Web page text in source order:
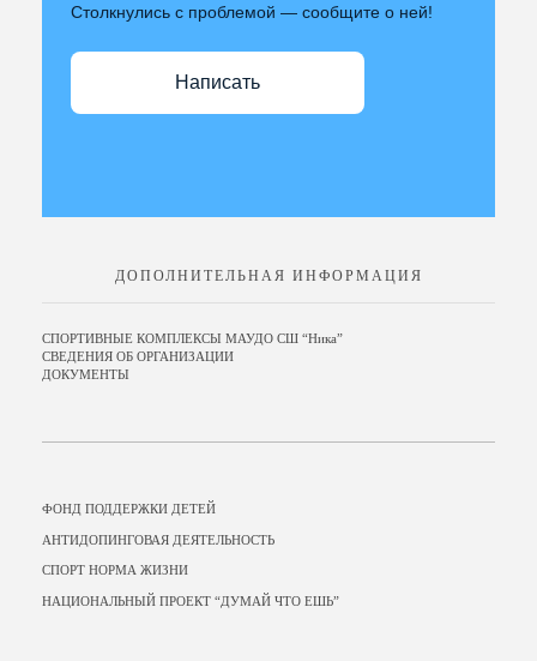
Столкнулись с проблемой — сообщите о ней!
Написать
ДОПОЛНИТЕЛЬНАЯ ИНФОРМАЦИЯ
СПОРТИВНЫЕ КОМПЛЕКСЫ МАУДО СШ “Ника”
СВЕДЕНИЯ ОБ ОРГАНИЗАЦИИ
ДОКУМЕНТЫ
ФОНД ПОДДЕРЖКИ ДЕТЕЙ
АНТИДОПИНГОВАЯ ДЕЯТЕЛЬНОСТЬ
СПОРТ НОРМА ЖИЗНИ
НАЦИОНАЛЬНЫЙ ПРОЕКТ “ДУМАЙ ЧТО ЕШЬ”